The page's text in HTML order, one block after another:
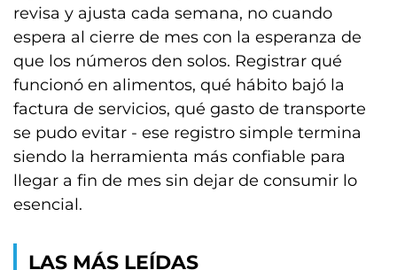
revisa y ajusta cada semana, no cuando
espera al cierre de mes con la esperanza de
que los números den solos. Registrar qué
funcionó en alimentos, qué hábito bajó la
factura de servicios, qué gasto de transporte
se pudo evitar - ese registro simple termina
siendo la herramienta más confiable para
llegar a fin de mes sin dejar de consumir lo
esencial.
LAS MÁS LEÍDAS